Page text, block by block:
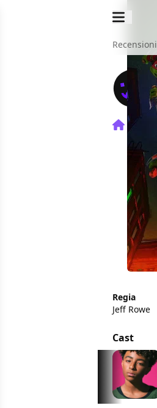
Recensioni
Home
Regia
Jeff Rowe
Cast